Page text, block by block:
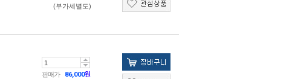
(부가세별도)
판매가 86,000원